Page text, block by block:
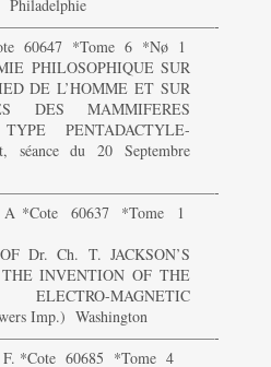
Philadelphie
60647 *Tome 6 *Nø 1
PHILOSOPHIQUE SUR
DE L’HOMME ET SUR
DES MAMMIFERES
PENTADACTYLE-
séance du 20 Septembre
*Cote 60637 *Tome 1
Dr. Ch. T. JACKSON’S
INVENTION OF THE
MAGNETIC
Imp.) Washington
*Cote 60685 *Tome 4